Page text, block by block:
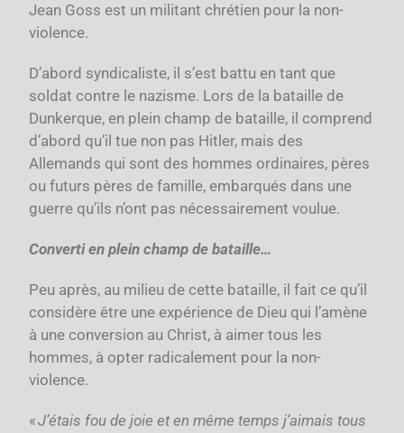
Jean Goss est un militant chrétien pour la non-
violence.
D’abord syndicaliste, il s’est battu en tant que
soldat contre le nazisme. Lors de la bataille de
Dunkerque, en plein champ de bataille, il comprend
d’abord qu’il tue non pas Hitler, mais des
Allemands qui sont des hommes ordinaires, pères
ou futurs pères de famille, embarqués dans une
guerre qu’ils n’ont pas nécessairement voulue.
Converti en plein champ de bataille…
Peu après, au milieu de cette bataille, il fait ce qu’il
considère être une expérience de Dieu qui l’amène
à une conversion au Christ, à aimer tous les
hommes, à opter radicalement pour la non-
violence.
«J’étais fou de joie et en même temps j’aimais tous